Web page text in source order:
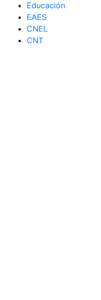
Educación
EAES
CNEL
CNT